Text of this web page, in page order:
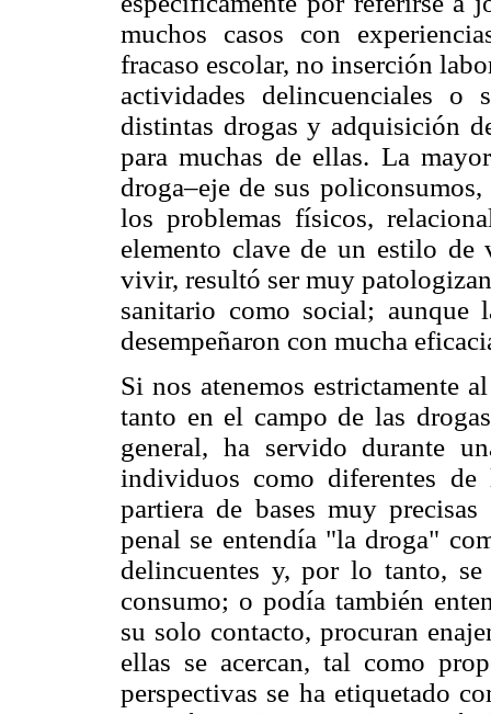
muchos casos con
fracaso escolar, no inserción
actividades delincuenciales o
distintas drogas y adquisición
para muchas de ellas. La
droga–eje de sus
los problemas físicos,
elemento clave de un estilo
vivir, resultó ser muy
sanitario como social; aunque
desempeñaron con mucha
Si nos atenemos estrictamente
tanto en el campo de las
general, ha servido durante
individuos como diferentes de
partiera de bases muy
penal se entendía "la droga"
delincuentes y, por lo tanto,
consumo; o podía también
su solo contacto, procuran
ellas se acercan, tal como
perspectivas se ha etiquetado